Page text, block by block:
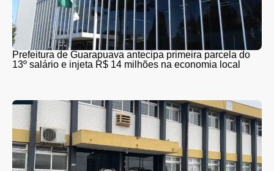
Prefeitura de Guarapuava antecipa primeira parcela do
13º salário e injeta R$ 14 milhões na economia local